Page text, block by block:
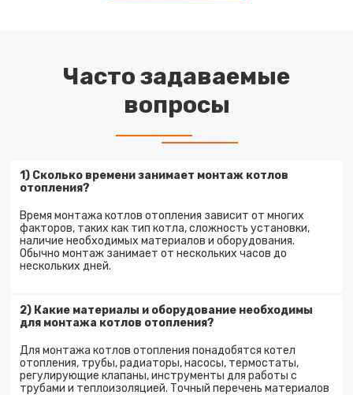
Часто задаваемые
вопросы
1) Сколько времени занимает монтаж котлов
отопления?
Время монтажа котлов отопления зависит от многих
факторов, таких как тип котла, сложность установки,
наличие необходимых материалов и оборудования.
Обычно монтаж занимает от нескольких часов до
нескольких дней.
2) Какие материалы и оборудование необходимы
для монтажа котлов отопления?
Для монтажа котлов отопления понадобятся котел
отопления, трубы, радиаторы, насосы, термостаты,
регулирующие клапаны, инструменты для работы с
трубами и теплоизоляцией. Точный перечень материалов